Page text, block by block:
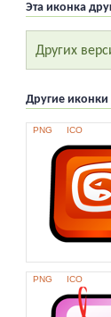
Эта иконка
Других
Другие иконки
PNG ICO
PNG ICO